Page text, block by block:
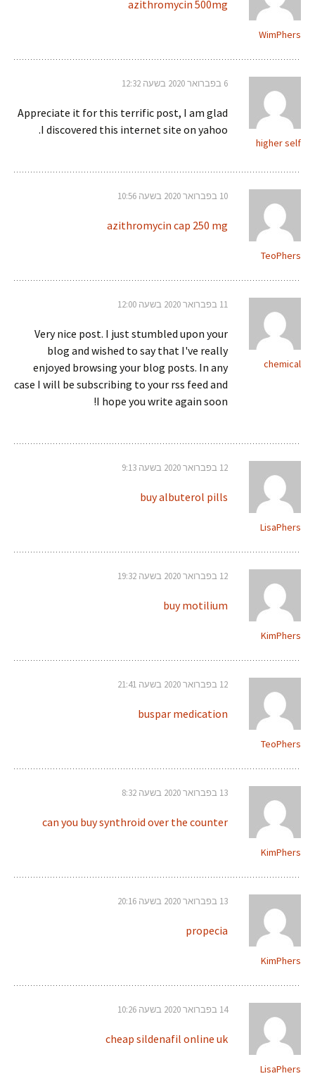
WimPhers
azithromycin 500mg
higher self
6 בפברואר 2020 בשעה 12:32
Appreciate it for this terrific post, I am glad
I discovered this internet site on yahoo.
TeoPhers
10 בפברואר 2020 בשעה 10:56
azithromycin cap 250 mg
chemical
11 בפברואר 2020 בשעה 12:00
Very nice post. I just stumbled upon your
blog and wished to say that I've really
enjoyed browsing your blog posts. In any
case I will be subscribing to your rss feed and
I hope you write again soon!
LisaPhers
12 בפברואר 2020 בשעה 9:13
buy albuterol pills
KimPhers
12 בפברואר 2020 בשעה 19:32
buy motilium
TeoPhers
12 בפברואר 2020 בשעה 21:41
buspar medication
KimPhers
13 בפברואר 2020 בשעה 8:32
can you buy synthroid over the counter
KimPhers
13 בפברואר 2020 בשעה 20:16
propecia
LisaPhers
14 בפברואר 2020 בשעה 10:26
cheap sildenafil online uk